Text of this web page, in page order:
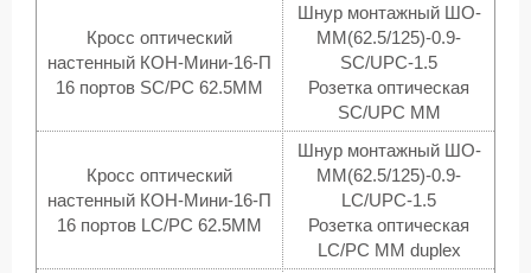
Кросс оптический
настенный КОН-Мини-16-П
16 портов SC/PC 62.5MM
Шнур монтажный ШО-
MM(62.5/125)-0.9-
SC/UPC-1.5
Розетка оптическая
SC/UPC MM
Кросс оптический
настенный КОН-Мини-16-П
16 портов LC/PC 62.5MM
Шнур монтажный ШО-
MM(62.5/125)-0.9-
LC/UPC-1.5
Розетка оптическая
LC/PC MM duplex